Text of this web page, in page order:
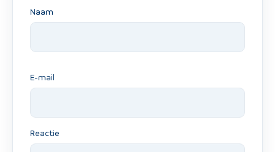
Naam
E-mail
Reactie